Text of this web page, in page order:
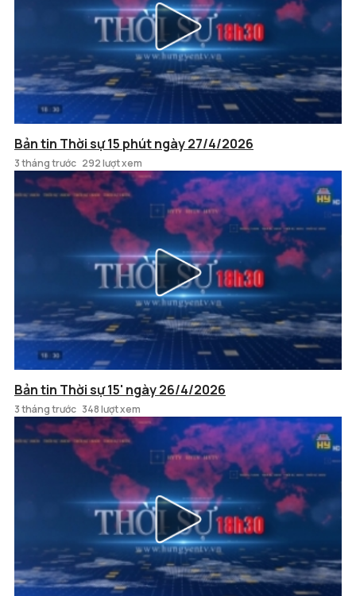
Bản tin Thời sự 15 phút ngày 27/4/2026
3 tháng trước 292 lượt xem
Bản tin Thời sự 15' ngày 26/4/2026
3 tháng trước 348 lượt xem